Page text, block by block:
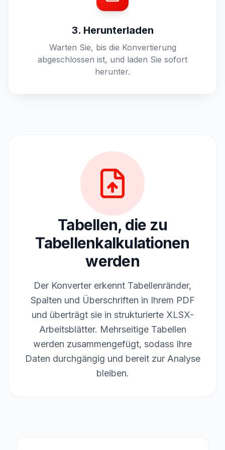
3. Herunterladen
Warten Sie, bis die Konvertierung
abgeschlossen ist, und laden Sie sofort
herunter.
Tabellen, die zu
Tabellenkalkulationen
werden
Der Konverter erkennt Tabellenränder,
Spalten und Überschriften in Ihrem PDF
und überträgt sie in strukturierte XLSX-
Arbeitsblätter. Mehrseitige Tabellen
werden zusammengefügt, sodass Ihre
Daten durchgängig und bereit zur Analyse
bleiben.